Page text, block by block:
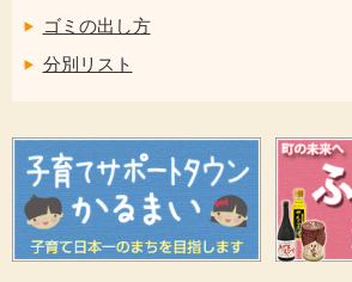
ゴミの出し方
分別リスト